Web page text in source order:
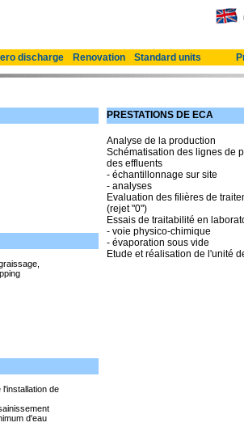
discharge Renovation Standard units
de
d'eau
PRESTATIONS DE ECA
Analyse de la production
Schématisation des lignes de
des effluents
- échantillonnage sur site
- analyses
Evaluation des filières de
(rejet "0")
Essais de traitabilité en
- voie physico-chimique
- évaporation sous vide
Etude et réalisation de l'unité